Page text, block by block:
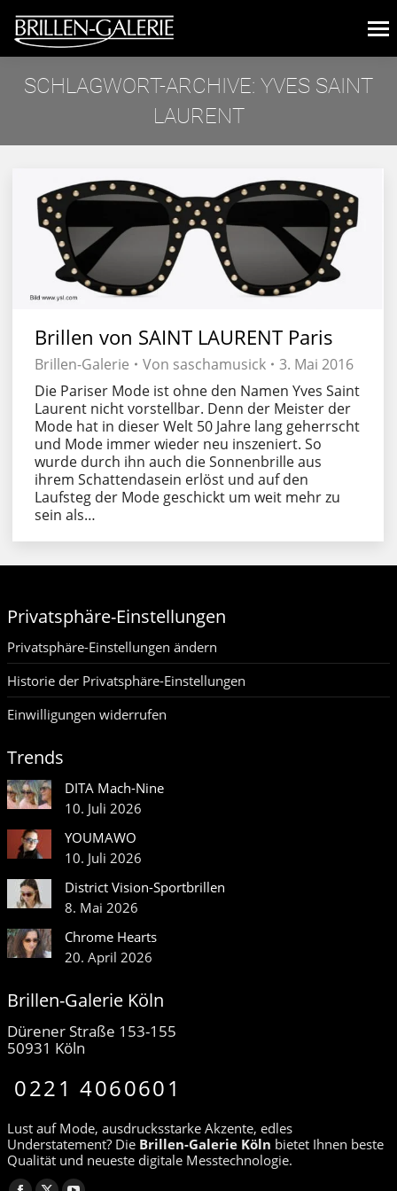
SCHLAGWORT-ARCHIVE: YVES SAINT
LAURENT
Brillen von SAINT LAURENT Paris
Brillen-Galerie Von saschamusick
3. Mai 2016
Die Pariser Mode ist ohne den Namen Yves Saint
Laurent nicht vorstellbar. Denn der Meister der
Mode hat in dieser Welt 50 Jahre lang geherrscht
und Mode immer wieder neu inszeniert. So
wurde durch ihn auch die Sonnenbrille aus
ihrem Schattendasein erlöst und auf den
Laufsteg der Mode geschickt um weit mehr zu
sein als…
Privatsphäre-Einstellungen
Privatsphäre-Einstellungen ändern
Historie der Privatsphäre-Einstellungen
Einwilligungen widerrufen
Trends
DITA Mach-Nine
10. Juli 2026
YOUMAWO
10. Juli 2026
District Vision-Sportbrillen
8. Mai 2026
Chrome Hearts
20. April 2026
Brillen-Galerie Köln
Dürener Straße 153-155
50931 Köln
0221 4060601
Lust auf Mode, ausdrucksstarke Akzente, edles
Understatement? Die Brillen-Galerie Köln bietet Ihnen beste
Qualität und neueste digitale Messtechnologie.
Finden Sie uns auf: